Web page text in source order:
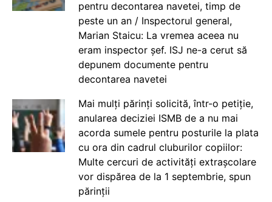
pentru decontarea navetei, timp de
peste un an / Inspectorul general,
Marian Staicu: La vremea aceea nu
eram inspector șef. ISJ ne-a cerut să
depunem documente pentru
decontarea navetei
Mai mulți părinți solicită, într-o petiție,
anularea deciziei ISMB de a nu mai
acorda sumele pentru posturile la plata
cu ora din cadrul cluburilor copiilor:
Multe cercuri de activități extrașcolare
vor dispărea de la 1 septembrie, spun
părinții